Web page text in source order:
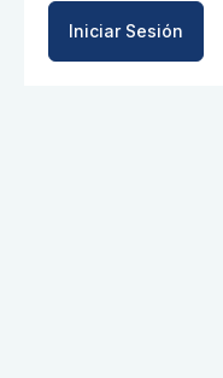
Iniciar Sesión